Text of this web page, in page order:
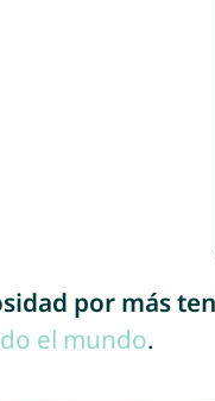
por más
el mundo.